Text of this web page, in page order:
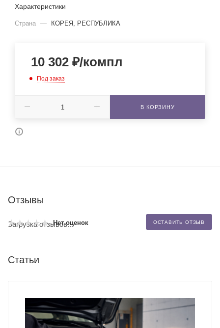
Характеристики
Страна — КОРЕЯ, РЕСПУБЛИКА
10 302 ₽/компл
Под заказ
В КОРЗИНУ
Отзывы
Нет оценок ОСТАВИТЬ ОТЗЫВ
Загрузка отзывов...
Статьи